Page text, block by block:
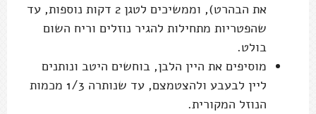
את הבהרט), וממשיכים לטגן 2 דקות נוספות, עד
שהפטריות מתחילות להגיר נוזלים וריח השום
בולט.
מוסיפים את היין הלבן, בוחשים היטב ונותנים
ליין לבעבע ולהצטמצם, עד שנותרה 1/3 מכמות
הנוזל המקורית.